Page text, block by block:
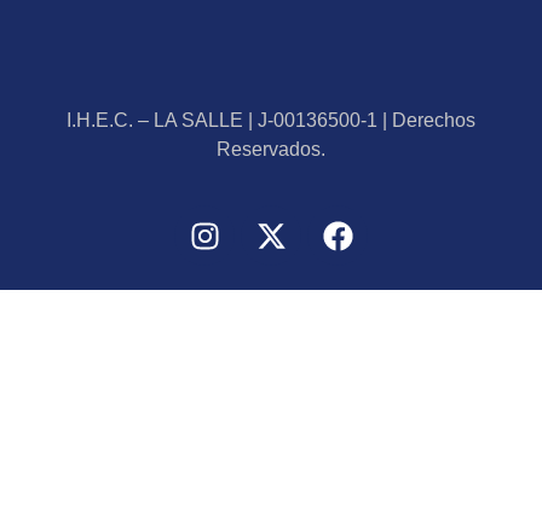
I.H.E.C. – LA SALLE | J-00136500-1 | Derechos
Reservados.